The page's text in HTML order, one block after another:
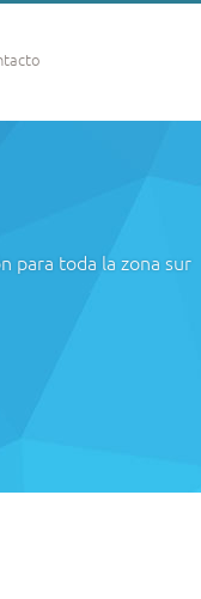
para toda la zona sur